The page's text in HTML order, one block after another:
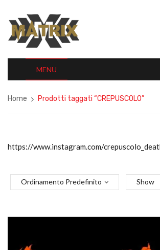
MENU
Home Prodotti taggati “CREPUSCOLO”
https://www.instagram.com/
Ordinamento Predefinito Show